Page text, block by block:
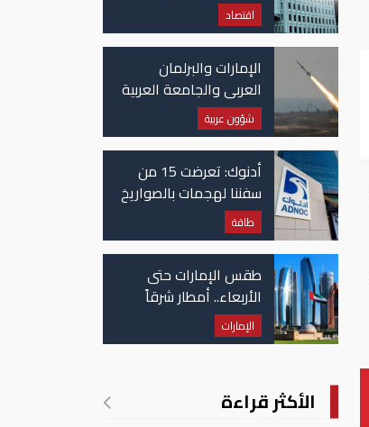
اقتصاد
الإمارات والبرلمان
العربي والجامعة العربية
يدينون الهجوم الحوثي
على نجران بالسعودية
شؤون عربية
أدنوك: تعرضت 15 من
سفننا لهجمات بالصواريخ
والطائرات المسيّرة منذ
بداية النزاع
طاقة
طقس الإمارات حتى
الأربعاء.. أمطار شرقاً
وجنوباً وانخفاض
تدريجي للحرارة
الإمارات
الأكثر قراءة